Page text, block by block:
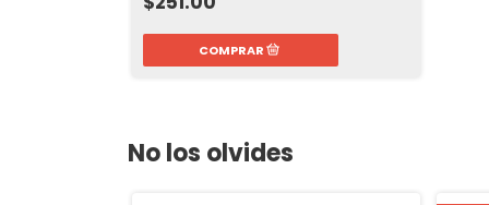
No los olvides